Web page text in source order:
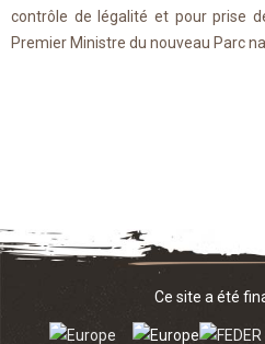
contrôle de légalité et pour prise
Premier Ministre du nouveau Parc
Ce site a été